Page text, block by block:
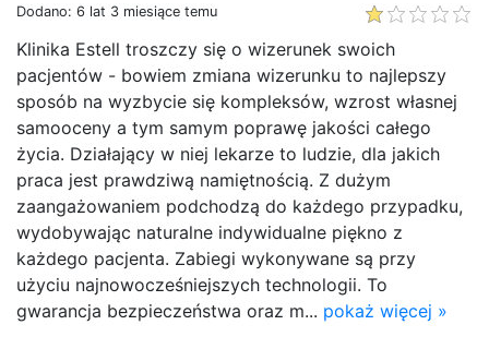
Dodano: 6 lat 3 miesiące temu
Klinika Estell troszczy się o wizerunek swoich
pacjentów - bowiem zmiana wizerunku to najlepszy
sposób na wyzbycie się kompleksów, wzrost własnej
samooceny a tym samym poprawę jakości całego
życia. Działający w niej lekarze to ludzie, dla jakich
praca jest prawdziwą namiętnością. Z dużym
zaangażowaniem podchodzą do każdego przypadku,
wydobywając naturalne indywidualne piękno z
każdego pacjenta. Zabiegi wykonywane są przy
użyciu najnowocześniejszych technologii. To
gwarancja bezpieczeństwa oraz m... pokaż więcej »